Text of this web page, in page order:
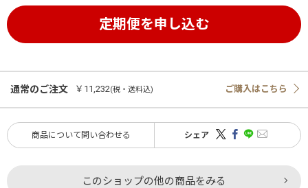
通常のご注文 ￥11,232(税・送料込) ご購入はこちら
商品について問い合わせる シェア
このショップの他の商品をみる